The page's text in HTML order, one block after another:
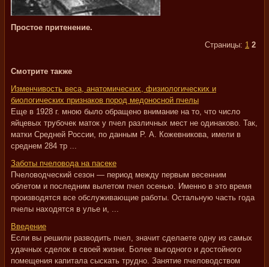
Простое притенение.
Страницы: 1 2
Смотрите также
Изменчивость веса, анатомических, физиологических и
биологических признаков пород медоносной пчелы
Еще в 1928 г. мною было обращено внимание на то, что число
яйцевых трубочек маток у пчел различных мест не одинаково. Так,
матки Средней России, по данным Р. А. Кожевникова, имели в
среднем 284 тр ...
Заботы пчеловода на пасеке
Пчеловодческий сезон — период между первым весенним
облетом и последним вылетом пчел осенью. Именно в это время
производятся все обслуживающие работы. Остальную часть года
пчелы находятся в улье и, ...
Введение
Если вы решили разводить пчел, значит сделаете одну из самых
удачных сделок в своей жизни. Более выгодного и достойного
помещения капитала сыскать трудно. Занятие пчеловодством